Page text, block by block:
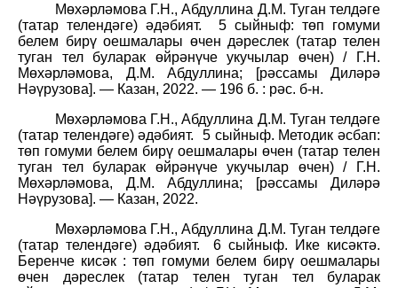
Мөхәрләмова Г.Н., Абдуллина Д.М. Туган телдәге
(татар телендәге) әдәбият.
5 сыйныф: төп гомуми
белем бирү оешмалары өчен дәреслек (татар телен
туган тел буларак өйрәнүче укучылар өчен) / Г.Н.
Мөхәрләмова, Д.М. Абдуллина; [рәссамы Диләрә
Нәүрузова]. — Казан, 2022. — 196 б. : рәс. б-н.
Мөхәрләмова Г.Н., Абдуллина Д.М. Туган телдәге
(татар телендәге) әдәбият.
5 сыйныф. Методик әсбап:
төп гомуми белем бирү оешмалары өчен (татар телен
туган тел буларак өйрәнүче укучылар өчен) / Г.Н.
Мөхәрләмова, Д.М. Абдуллина; [рәссамы Диләрә
Нәүрузова]. — Казан, 2022.
Мөхәрләмова Г.Н., Абдуллина Д.М. Туган телдәге
(татар телендәге) әдәбият.
6 сыйныф. Ике кисәктә.
Беренче кисәк : төп гомуми белем бирү оешмалары
өчен дәреслек (татар телен туган тел буларак